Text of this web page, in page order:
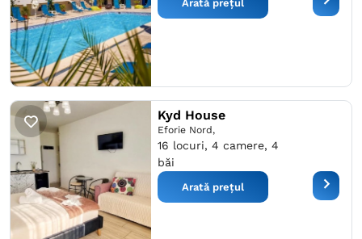
Arată prețul
Kyd House
Eforie Nord,
16 locuri, 4 camere, 4
băi
Arată prețul